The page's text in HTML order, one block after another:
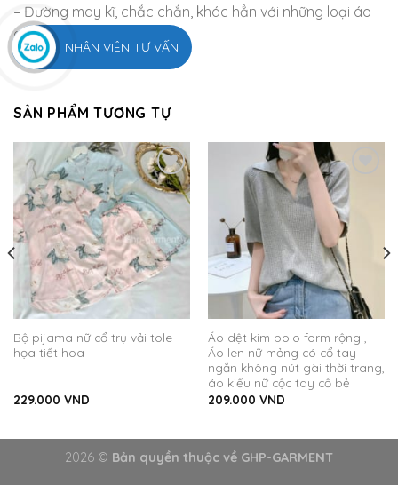
– Đường may kĩ, chắc chắn, khác hẳn với những loại áo
giá rẻ
SẢN PHẨM TƯƠNG TỰ
Add
to
wishlist
Bộ pijama nữ cổ trụ vải tole
họa tiết hoa
229.000 VND
wishlist
Áo dệt kim polo form rộng ,
Áo len nữ mỏng có cổ tay
ngắn không nút gài thời trang,
áo kiểu nữ cộc tay cổ bẻ
209.000 VND
2026 © Bản quyền thuộc về GHP-GARMENT
NHÂN VIÊN TƯ VẤN